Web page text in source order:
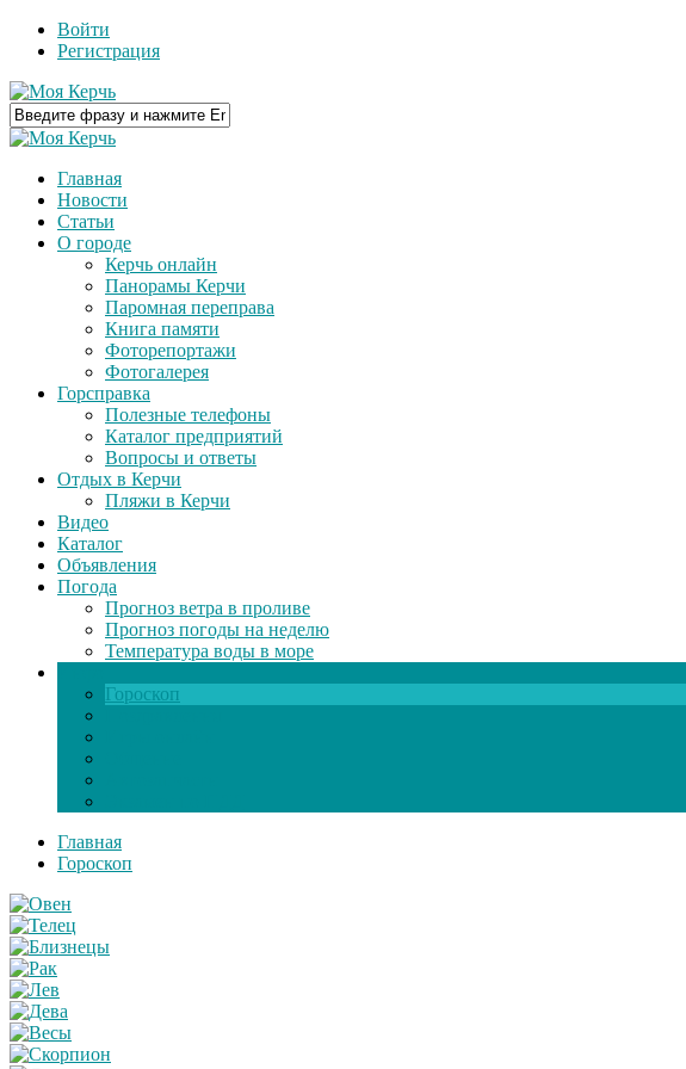
Войти
Регистрация
Главная
Новости
Статьи
О городе
Керчь онлайн
Панорамы Керчи
Паромная переправа
Книга памяти
Фоторепортажи
Фотогалерея
Горсправка
Полезные телефоны
Каталог предприятий
Вопросы и ответы
Отдых в Керчи
Пляжи в Керчи
Видео
Каталог
Объявления
Погода
Прогноз ветра в проливе
Прогноз погоды на неделю
Температура воды в море
Гороскоп
Главная
Гороскоп